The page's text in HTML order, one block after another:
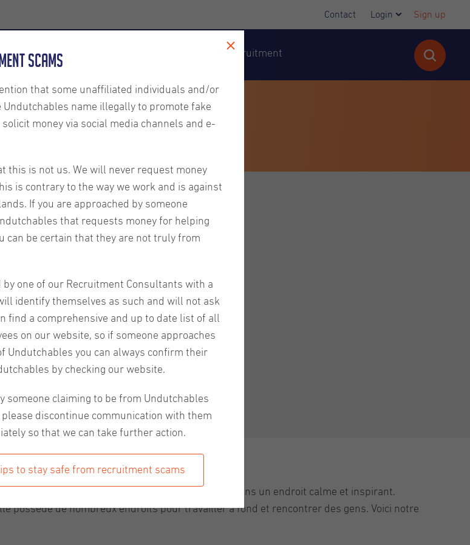
Contact Login Sign up
About us Executive Recruitment
de rencontrer d’autres expats et de travailler dans un endroit calme et inspirant.
possède de nombreux endroits pour travailler à fond et rencontrer des gens. Voici notre
Scams
that some unaffiliated individuals and/or
Undutchables name illegally to promote fake
money via social media channels and e-
this is not us. We will never request money
is contrary to the way we work and is against
If you are approached by someone
that requests money for helping
can be certain that they are not truly from
by one of our Recruitment Consultants with a
identify themselves as such and will not ask
find a comprehensive and up to date list of all
on our website, so if someone approaches
Undutchables you can always confirm their
by checking our website.
someone claiming to be from Undutchables
discontinue communication with them
so that we can take further action.
to stay safe from recruitment scams